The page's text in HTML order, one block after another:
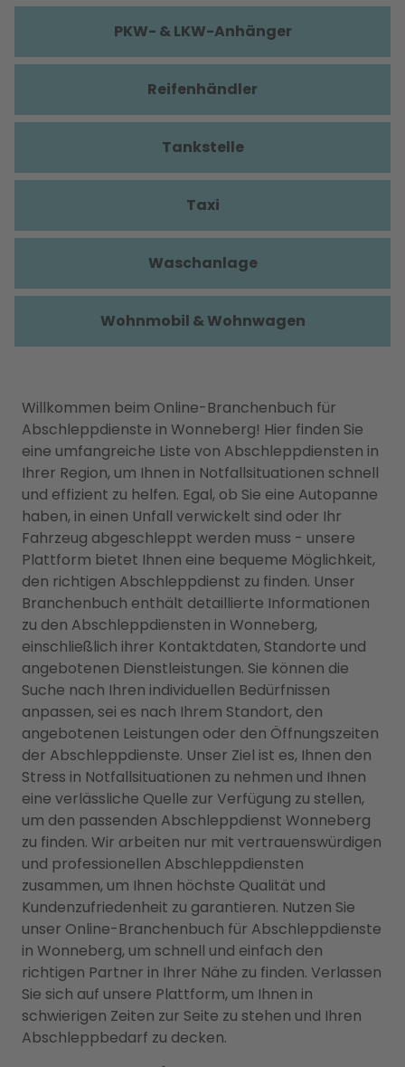
Willkommen beim Online-Branchenbuch für
Abschleppdienste in Wonneberg! Hier finden Sie
eine umfangreiche Liste von Abschleppdiensten in
Ihrer Region, um Ihnen in Notfallsituationen schnell
und effizient zu helfen. Egal, ob Sie eine Autopanne
haben, in einen Unfall verwickelt sind oder Ihr
Fahrzeug abgeschleppt werden muss - unsere
Plattform bietet Ihnen eine bequeme Möglichkeit,
den richtigen Abschleppdienst zu finden. Unser
Branchenbuch enthält detaillierte Informationen
zu den Abschleppdiensten in Wonneberg,
einschließlich ihrer Kontaktdaten, Standorte und
angebotenen Dienstleistungen. Sie können die
Suche nach Ihren individuellen Bedürfnissen
anpassen, sei es nach Ihrem Standort, den
angebotenen Leistungen oder den Öffnungszeiten
der Abschleppdienste. Unser Ziel ist es, Ihnen den
Stress in Notfallsituationen zu nehmen und Ihnen
eine verlässliche Quelle zur Verfügung zu stellen,
um den passenden Abschleppdienst Wonneberg
zu finden. Wir arbeiten nur mit vertrauenswürdigen
und professionellen Abschleppdiensten
zusammen, um Ihnen höchste Qualität und
Kundenzufriedenheit zu garantieren. Nutzen Sie
unser Online-Branchenbuch für Abschleppdienste
in Wonneberg, um schnell und einfach den
richtigen Partner in Ihrer Nähe zu finden. Verlassen
Sie sich auf unsere Plattform, um Ihnen in
schwierigen Zeiten zur Seite zu stehen und Ihren
Abschleppbedarf zu decken.
PKW- & LKW-Anhänger
Reifenhändler
Tankstelle
Taxi
Waschanlage
Wohnmobil & Wohnwagen